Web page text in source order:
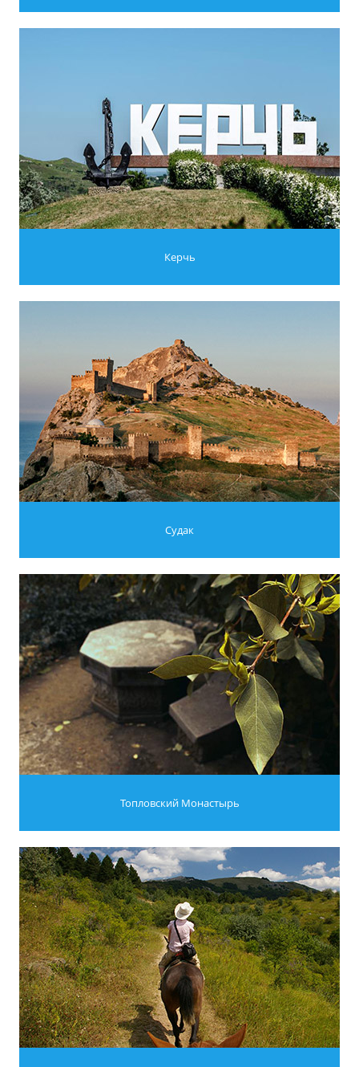
Керчь
Судак
Топловский Монастырь